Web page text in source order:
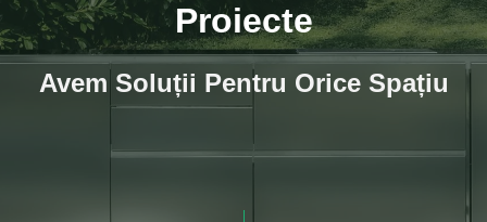
Proiecte
Avem Soluții Pentru Orice Spațiu